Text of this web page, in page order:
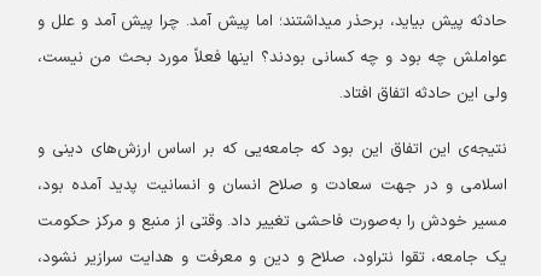
حادثه پیش بیاید، برحذر میداشتند؛ اما پیش آمد. چرا پیش آمد و علل و
عواملش چه بود و چه کسانی بودند؟ اینها فعلاً مورد بحث من نیست،
ولی این حادثه اتفاق افتاد.
نتیجه‌ی این اتفاق این بود که جامعه‌یی که بر اساس ارزش‌های دینی و
اسلامی و در جهت سعادت و صلاح انسان و انسانیت پدید آمده بود،
مسیر خودش را به‌صورت فاحشی تغییر داد. وقتی از منبع و مرکز حکومت
یک جامعه، تقوا نتراود، صلاح و دین و معرفت و هدایت سرازیر نشود،